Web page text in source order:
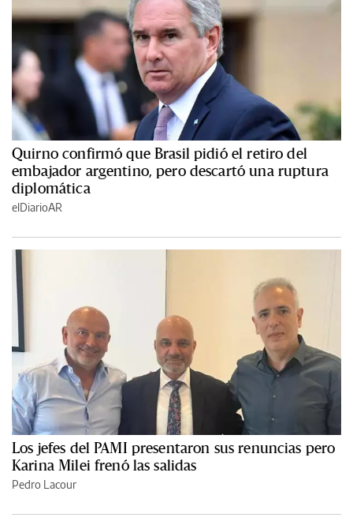
Quirno confirmó que Brasil pidió el retiro del
embajador argentino, pero descartó una ruptura
diplomática
elDiarioAR
Los jefes del PAMI presentaron sus renuncias pero
Karina Milei frenó las salidas
Pedro Lacour